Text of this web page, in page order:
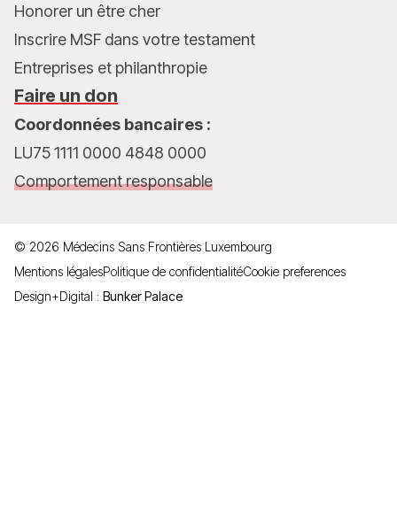
Honorer un être cher
Inscrire MSF dans votre testament
Entreprises et philanthropie
Faire un don
Coordonnées bancaires :
LU75 1111 0000 4848 0000
Comportement responsable
© 2026 Médecins Sans Frontières Luxembourg
Mentions légalesPolitique de confidentialitéCookie preferences
Design+Digital : Bunker Palace